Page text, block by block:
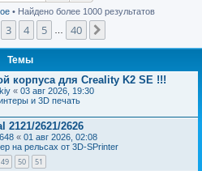
• Найдено более 1000 результатов
1 из
3 4 5 40
Темы
корпуса для Creality K2 SE !!!
« 03 авг 2026, 19:30
и 3D печать
2121/2621/2626
« 01 авг 2026, 02:08
на рельсах от 3D-SPrinter
49 50 51